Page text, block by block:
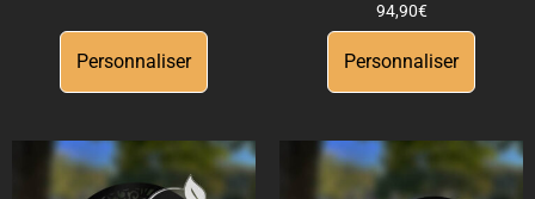
Personnaliser
94,90€
Personnaliser